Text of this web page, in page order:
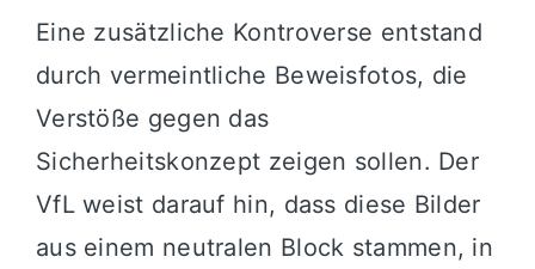
Eine zusätzliche Kontroverse entstand
durch vermeintliche Beweisfotos, die
Verstöße gegen das
Sicherheitskonzept zeigen sollen. Der
VfL weist darauf hin, dass diese Bilder
aus einem neutralen Block stammen, in